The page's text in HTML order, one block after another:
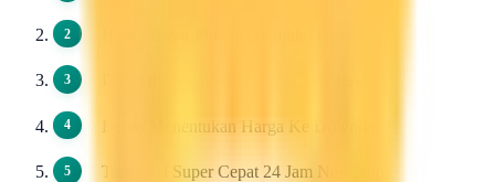
Bebas Menentukan Harga Ke Downline.
Transaksi Super Cepat 24 Jam Non Stop.